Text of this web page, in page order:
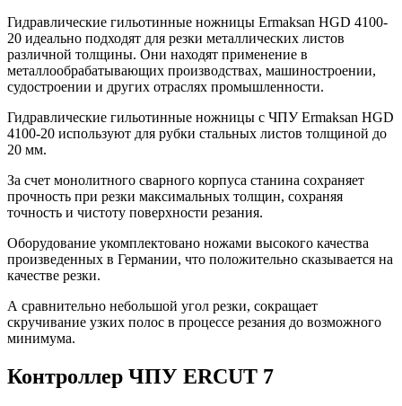
Гидравлические гильотинные ножницы Ermaksan HGD 4100-
20 идеально подходят для резки металлических листов
различной толщины. Они находят применение в
металлообрабатывающих производствах, машиностроении,
судостроении и других отраслях промышленности.
Гидравлические гильотинные ножницы с ЧПУ Ermaksan HGD
4100-20 используют для рубки стальных листов толщиной до
20 мм.
За счет монолитного сварного корпуса станина сохраняет
прочность при резки максимальных толщин, сохраняя
точность и чистоту поверхности резания.
Оборудование укомплектовано ножами высокого качества
произведенных в Германии, что положительно сказывается на
качестве резки.
А сравнительно небольшой угол резки, сокращает
скручивание узких полос в процессе резания до возможного
минимума.
Контроллер ЧПУ ERCUT 7